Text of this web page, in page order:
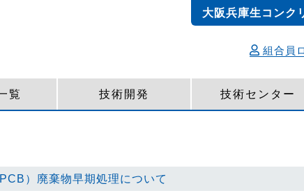
組合員
大阪兵庫生コンク
覧 技術開発 技術センター
）廃棄物早期処理について